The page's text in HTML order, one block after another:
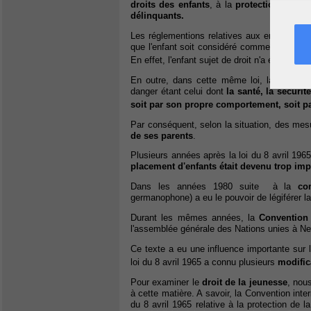
droits des enfants, à la protection de la
délinquants.
Les réglementions relatives aux enfants
que l'enfant soit considéré comme
un
En effet, l'enfant sujet de droit n'a été
En outre, dans cette même loi, la notion
danger étant celui dont la santé, la
soit par son propre comportement, soit
Par conséquent, selon la situation, des
de ses parents
Plusieurs années après la loi du 8 avril
placement d'enfants était devenu trop
Dans les années 1980 suite à la
germanophone) a eu le pouvoir de légiférer
Durant les mêmes années, la
l'assemblée générale des Nations unies à
Ce texte a eu une influence importante
loi du 8 avril 1965 a connu plusieurs
Pour examiner le droit de la jeunesse,
à cette matière. A savoir, la Convention
du 8 avril 1965 relative à la protection de